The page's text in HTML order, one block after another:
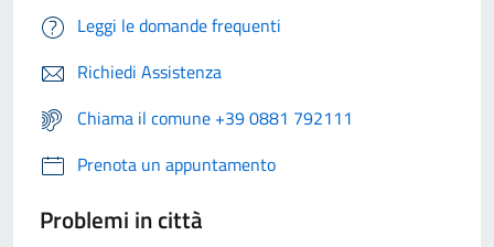
Leggi le domande frequenti
Richiedi Assistenza
Chiama il comune +39 0881 792111
Prenota un appuntamento
Problemi in città